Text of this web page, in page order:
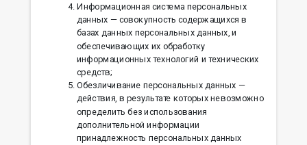
Информационная система персональных
данных — совокупность содержащихся в
базах данных персональных данных, и
обеспечивающих их обработку
информационных технологий и технических
средств;
Обезличивание персональных данных —
действия, в результате которых невозможно
определить без использования
дополнительной информации
принадлежность персональных данных